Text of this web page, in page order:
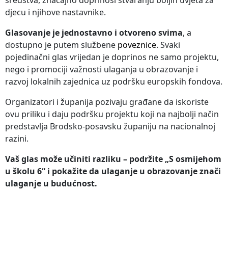
djecu i njihove nastavnike.
Glasovanje je jednostavno i otvoreno svima, a
dostupno je putem službene poveznice. Svaki
pojedinačni glas vrijedan je doprinos ne samo projektu,
nego i promociji važnosti ulaganja u obrazovanje i
razvoj lokalnih zajednica uz podršku europskih fondova.
Organizatori i županija pozivaju građane da iskoriste
ovu priliku i daju podršku projektu koji na najbolji način
predstavlja Brodsko-posavsku županiju na nacionalnoj
razini.
Vaš glas može učiniti razliku – podržite „S osmijehom
u školu 6“ i pokažite da ulaganje u obrazovanje znači
ulaganje u budućnost.